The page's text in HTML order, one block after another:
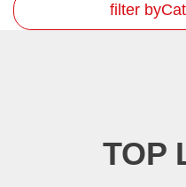
filter
TOP